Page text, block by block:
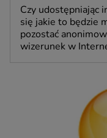
Czy udostępniając
się jakie to będzie
pozostać
wizerunek w